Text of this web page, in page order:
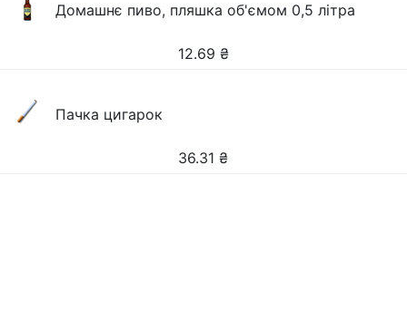
Домашнє пиво, пляшка об'ємом 0,5 літра
12.69 ₴
Пачка цигарок
36.31 ₴